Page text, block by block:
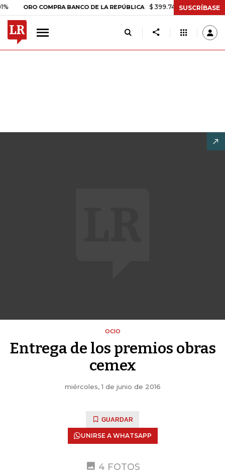
COMPRA BANCO DE LA REPÚBLICA $ 399.745,16 +$ 2.295,71 +0,58%
SUSCRÍBASE
OCIO
Entrega de los premios obras
cemex
miércoles, 1 de junio de 2016
GUARDAR
UNIRSE A WHATSAPP
4 FOTOS